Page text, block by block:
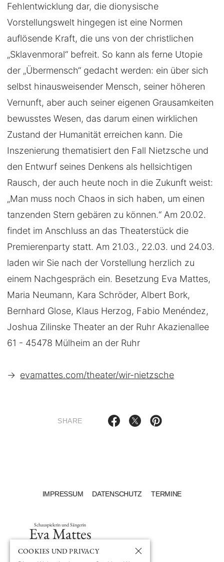
Fehlentwicklung dar, die dionysische
Vorstellungswelt hingegen ist eine Normen
auflösende Kraft, die uns von der christlichen
„Sklavenmoral“ befreit. So kann als ferne Utopie
der „Übermensch“ gedacht werden: ein über sich
selbst hinausweisender Mensch, seiner höheren
Vernunft, aber auch seiner eigenen Grausamkeiten
bewusstes Wesen, das darum einen wirklichen
Zustand der Humanität erreichen kann. Die
Inszenierung thematisiert den Fall Nietzsche und
den Entwurf seines Denkens als hellsichtigen
Rausch, der auch heute noch in die Zukunft weist:
„Man muss noch Chaos in sich haben, um einen
tanzenden Stern gebären zu können.“ Am 20.02.
findet im Anschluss an das Theaterstück die
Premierenparty statt. Am 21.03., 22.03. und 24.03.
laden wir Sie nach der Vorstellung herzlich zu
einem Nachgespräch ein. Besetzung Eva Mattes,
Maria Neumann, Kara Schröder, Albert Bork,
Bernhard Glose, Klaus Herzog, Fabio Menéndez,
Joshua Zilinske Theater an der Ruhr Akazienallee
61 - 45478 Mülheim an der Ruhr
→ evamattes.com/theater/wir-nietzsche
SHARE
IMPRESSUM DATENSCHUTZ TERMINE
Schauspielerin und Sängerin
Eva Mattes
COOKIES UND PRIVACY